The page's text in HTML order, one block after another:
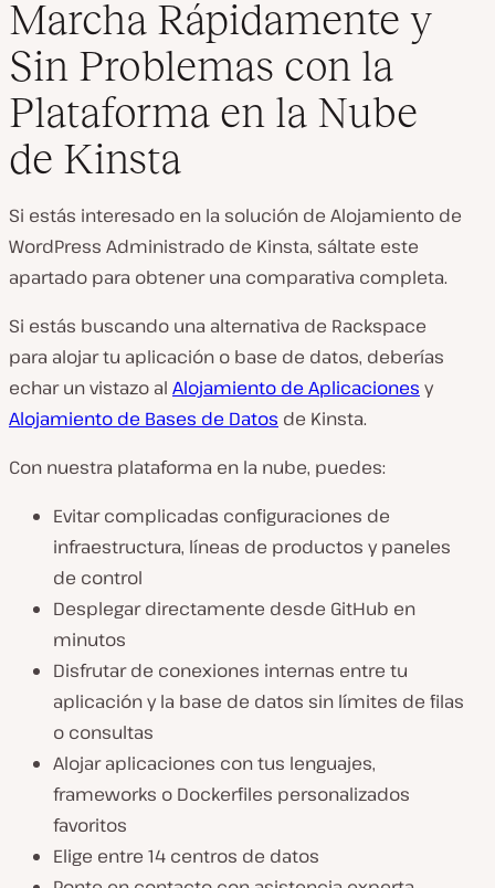
Marcha Rápidamente y
Sin Problemas con la
Plataforma en la Nube
de Kinsta
Si estás interesado en la solución de Alojamiento de
WordPress Administrado de Kinsta, sáltate este
apartado para obtener una comparativa completa.
Si estás buscando una alternativa de Rackspace
para alojar tu aplicación o base de datos, deberías
echar un vistazo al Alojamiento de Aplicaciones y
Alojamiento de Bases de Datos de Kinsta.
Con nuestra plataforma en la nube, puedes:
Evitar complicadas configuraciones de
infraestructura, líneas de productos y paneles
de control
Desplegar directamente desde GitHub en
minutos
Disfrutar de conexiones internas entre tu
aplicación y la base de datos sin límites de filas
o consultas
Alojar aplicaciones con tus lenguajes,
frameworks o Dockerfiles personalizados
favoritos
Elige entre 14 centros de datos